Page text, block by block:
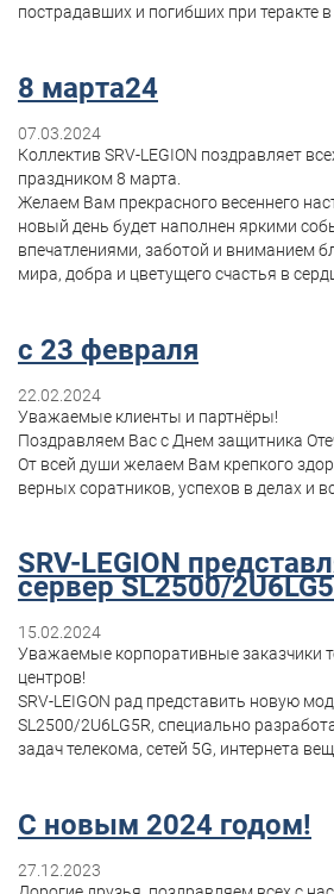
пострадавших и погибших при теракте
8 марта24
07.03.2024
Коллектив SRV-LEGION поздравляет
праздником 8 марта.
Желаем Вам прекрасного весеннего
новый день будет наполнен яркими
впечатлениями, заботой и вниманием
мира, добра и цветущего счастья в
с 23 февраля
22.02.2024
Уважаемые клиенты и партнёры!
Поздравляем Вас с Днем защитника
От всей души желаем Вам крепкого
верных соратников, успехов в делах и
SRV-LEGION
сервер SL2500/
15.02.2024
Уважаемые корпоративные заказчики
центров!
SRV-LEIGON рад представить новую
SL2500/2U6LG5R, специально
задач телекома, сетей 5G, интернета
С новым 2024 годом!
27.12.2023